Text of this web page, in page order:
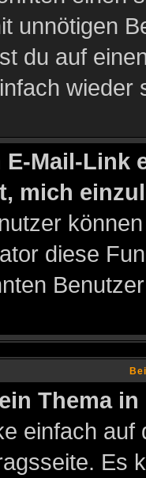
unnötigen
du auf
wieder
E-Mail-Link
mich
diese
Thema
einfach
Es